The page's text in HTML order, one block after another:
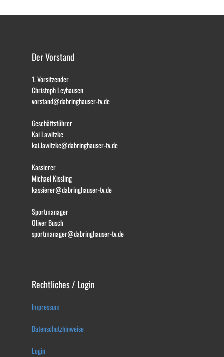
Der Vorstand
1. Vorsitzender
Christoph Leyhausen
vorstand@dabringhauser-tv.de
Geschäftsführer
Kai Lawitzke
kai.lawitzke@dabringhauser-tv.de
Kassierer
Michael Kissling
kassierer@dabringhauser-tv.de
Sportmanager
Oliver Busch
sportmanager@dabringhauser-tv.de
Rechtliches / Login
Impressum
Datenschutzhinweise
Login